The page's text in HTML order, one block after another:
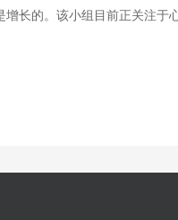
长的。该小组目前正关注